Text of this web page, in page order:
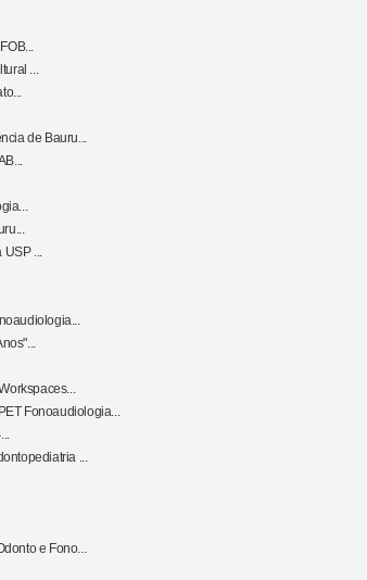
...
de Bauru...
...
Fonoaudiologia...
...
e Fono...